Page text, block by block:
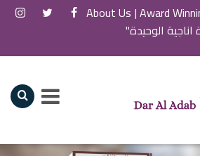
Award
About Us
الوحيدة"